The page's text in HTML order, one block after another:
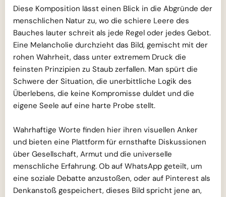
Diese Komposition lässt einen Blick in die Abgründe der
menschlichen Natur zu, wo die schiere Leere des
Bauches lauter schreit als jede Regel oder jedes Gebot.
Eine Melancholie durchzieht das Bild, gemischt mit der
rohen Wahrheit, dass unter extremem Druck die
feinsten Prinzipien zu Staub zerfallen. Man spürt die
Schwere der Situation, die unerbittliche Logik des
Überlebens, die keine Kompromisse duldet und die
eigene Seele auf eine harte Probe stellt.
Wahrhaftige Worte finden hier ihren visuellen Anker
und bieten eine Plattform für ernsthafte Diskussionen
über Gesellschaft, Armut und die universelle
menschliche Erfahrung. Ob auf WhatsApp geteilt, um
eine soziale Debatte anzustoßen, oder auf Pinterest als
Denkanstoß gespeichert, dieses Bild spricht jene an,